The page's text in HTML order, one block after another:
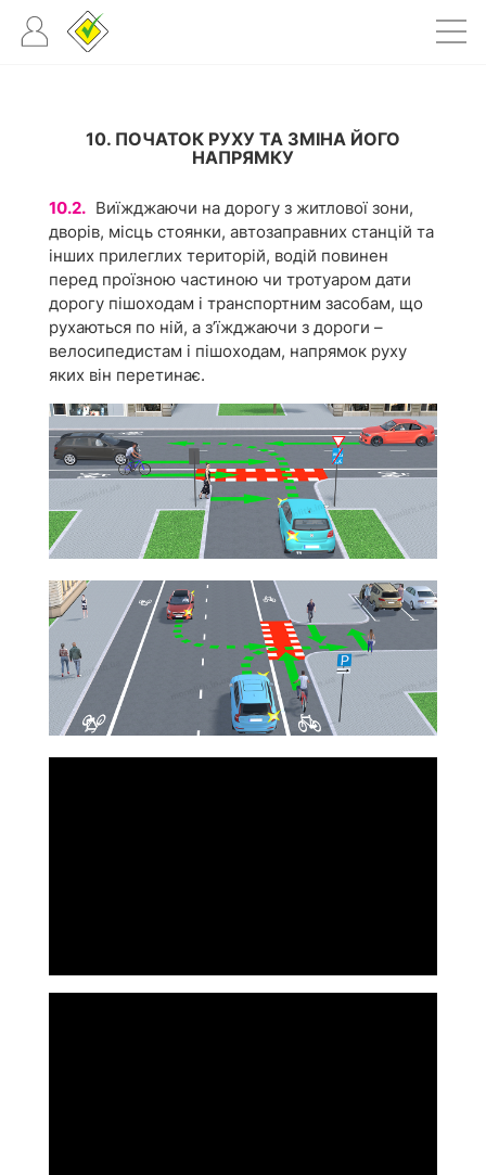
10. ПОЧАТОК РУХУ ТА ЗМІНА ЙОГО
НАПРЯМКУ
10.2. Виїжджаючи на дорогу з житлової зони,
дворів, місць стоянки, автозаправних станцій та
інших прилеглих територій, водій повинен
перед проїзною частиною чи тротуаром дати
дорогу пішоходам і транспортним засобам, що
рухаються по ній, а з’їжджаючи з дороги –
велосипедистам і пішоходам, напрямок руху
яких він перетинає.